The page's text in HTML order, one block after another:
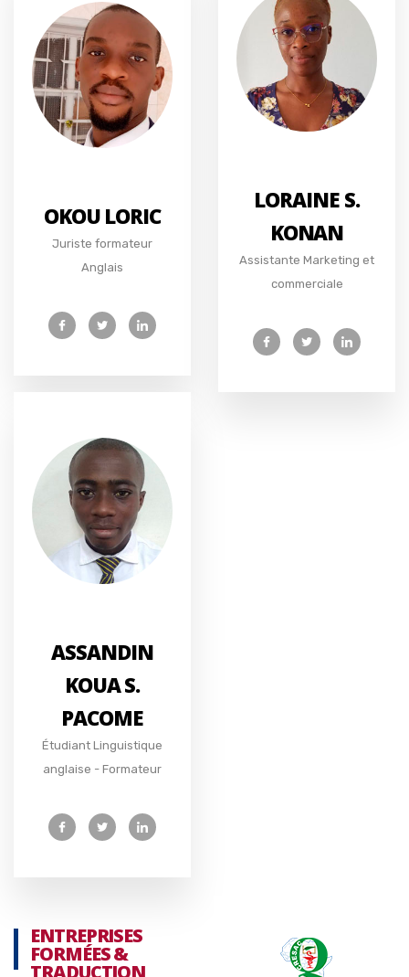
OKOU LORIC
Juriste formateur
Anglais
LORAINE S.
KONAN
Assistante Marketing et
commerciale
ASSANDIN
KOUA S.
PACOME
Étudiant Linguistique
anglaise - Formateur
ENTREPRISES
FORMÉES &
TRADUCTION